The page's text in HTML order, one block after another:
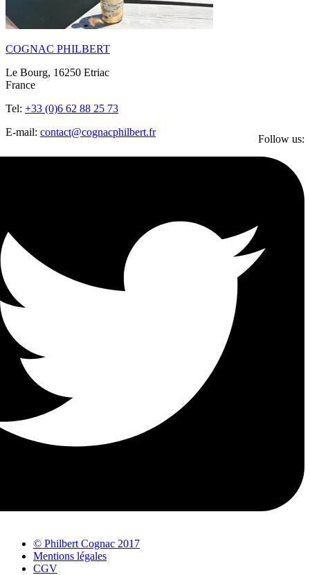
COGNAC PHILBERT
Le Bourg, 16250 Etriac
France
Tel: +33 (0)6 62 88 25 73
E-mail: contact@cognacphilbert.fr
Follow us:
© Philbert Cognac 2017
Mentions légales
CGV